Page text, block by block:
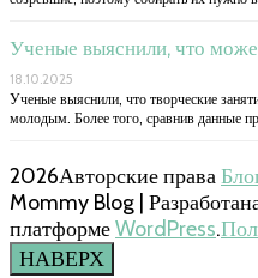
Ученые выяснили, что
18.10.2025
Ученые выяснили, что творческие
молодым. Более того, сравнив данные
2026Авторские права
Mommy Blog |
платформеWordPress.
НАВЕРХ